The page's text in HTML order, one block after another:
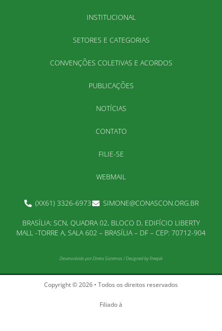
INSTITUCIONAL
SETORES E CATEGORIAS
CONVENÇÕES COLETIVAS E ACORDOS
PUBLICAÇÕES
NOTÍCIAS
CONTATO
FILIE-SE
WEBMAIL
(XX61) 3326-6973 SIMONE@CONASCON.ORG.BR
BRASÍLIA: SCN, QUADRA 02, BLOCO D, EDIFÍCIO LIBERTY
MALL -TORRE A, SALA 602 – BRASÍLIA – DF – CEP: 70712-904
Desenvolvido porDireta Sistemas/Designed by Freepik
Copyright © 2026 • Todos os direitos reservados
Filiado à